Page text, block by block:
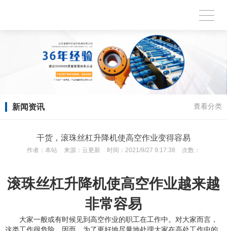
新闻资讯 查看分类
干货，滚珠丝杠升降机使高空作业变得容易
作者： 本站 来源： 云更新 时间： 2021/9/27 9:17:38 次数：
滚珠丝杠升降机使高空作业越来越
非常容易
大家一般或有时候见到高空作业的职工在工作中。对大家而言，